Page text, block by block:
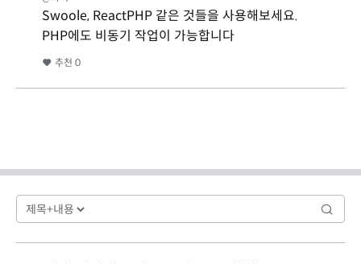
Swoole, ReactPHP 같은 것들을 사용해보세요.
PHP에도 비동기 작업이 가능합니다
추천 0